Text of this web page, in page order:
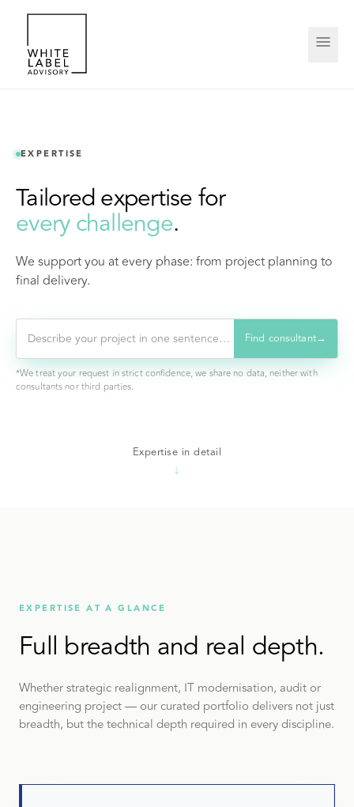
EXPERTISE
Tailored expertise for
every challenge.
We support you at every phase: from project planning to
final delivery.
Find consultant→
*We treat your request in strict confidence, we share no data, neither with
consultants nor third parties.
Expertise in detail
↓
EXPERTISE AT A GLANCE
Full breadth and real depth.
Whether strategic realignment, IT modernisation, audit or
engineering project — our curated portfolio delivers not just
breadth, but the technical depth required in every discipline.